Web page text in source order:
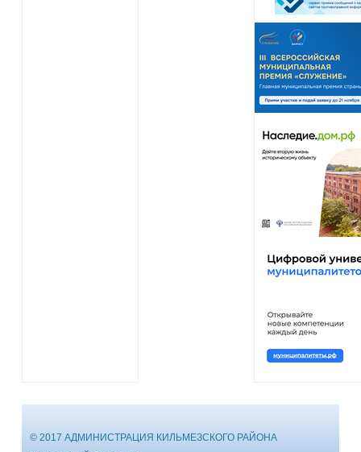
© 2017 АДМИНИСТРАЦИЯ КИЛЬМЕЗСКОГО РАЙОНА